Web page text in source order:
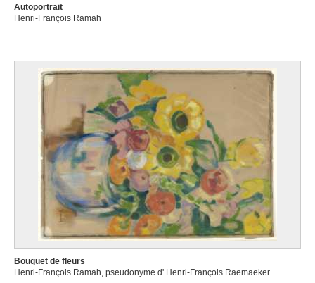
Autoportrait
Henri-François Ramah
Bouquet de fleurs
Henri-François Ramah, pseudonyme d' Henri-François Raemaeker